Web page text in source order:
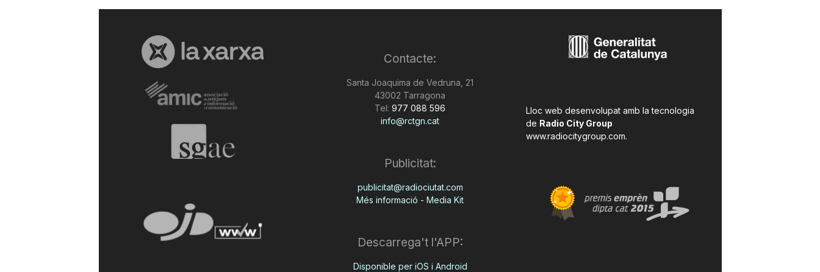
r
r
o
Contacte:
Santa Joaquima de Vedruna, 21
43002 Tarragona
Tel: 977 088 596
info@rctgn.cat
Publicitat:
publicitat@radiociutat.com
Més informació - Media Kit
Descarrega't l'APP:
Disponible per iOS i Android
Lloc web desenvolupat amb la tecnologia
de Radio City Group
www.radiocitygroup.com.